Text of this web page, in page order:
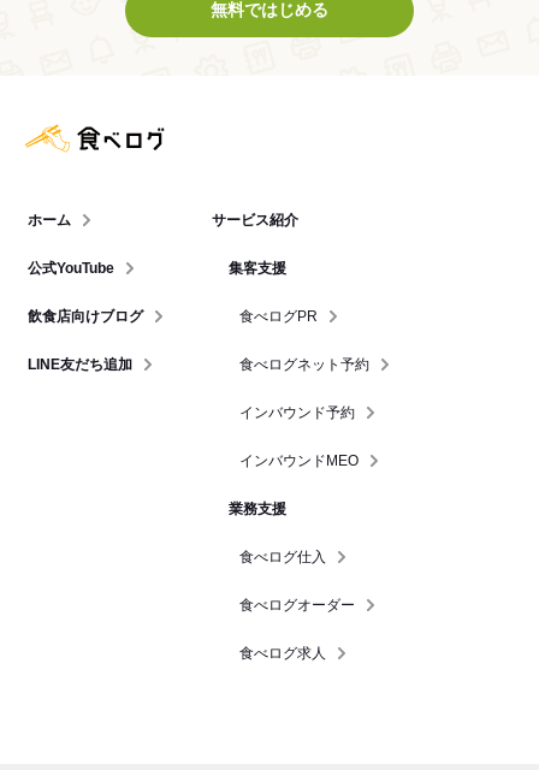
無料ではじめる
ホーム
公式YouTube
飲食店向けブログ
LINE友だち追加
サービス紹介
集客支援
食べログPR
食べログネット予約
インバウンド予約
インバウンドMEO
業務支援
食べログ仕入
食べログオーダー
食べログ求人